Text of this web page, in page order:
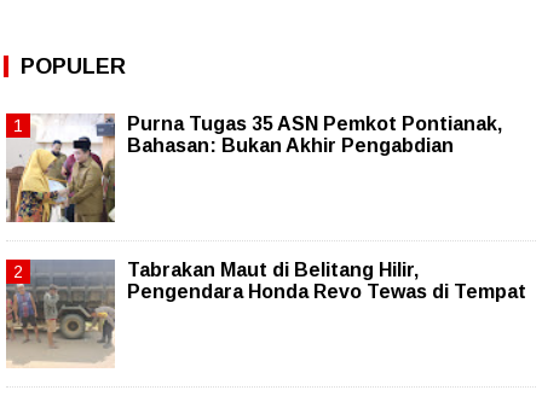
POPULER
Purna Tugas 35 ASN Pemkot Pontianak,
Bahasan: Bukan Akhir Pengabdian
Tabrakan Maut di Belitang Hilir,
Pengendara Honda Revo Tewas di Tempat